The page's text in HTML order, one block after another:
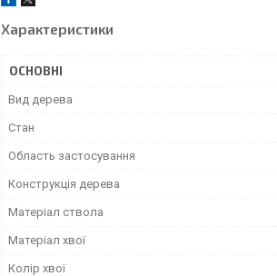
Характеристики
ОСНОВНІ
Вид дерева
Стан
Область застосування
Конструкція дерева
Матеріал ствола
Матеріал хвої
Колір хвої